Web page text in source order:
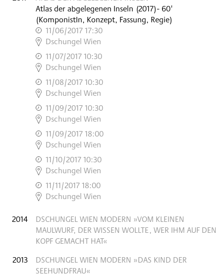
Atlas der abgelegenen Inseln (2017)- 60'
(KomponistIn, Konzept, Fassung, Regie)
11/06/2017 17:30
,
Dschungel Wien
11/07/2017 10:30
,
Dschungel Wien
11/08/2017 10:30
,
Dschungel Wien
11/09/2017 10:30
,
Dschungel Wien
11/09/2017 18:00
,
Dschungel Wien
11/10/2017 10:30
,
Dschungel Wien
11/11/2017 18:00
,
Dschungel Wien
2014
DSCHUNGEL WIEN MODERN »VOM KLEINEN
MAULWURF, DER WISSEN WOLLTE, WER IHM AUF DEN
KOPF GEMACHT HAT«
2013
DSCHUNGEL WIEN MODERN »DAS KIND DER
SEEHUNDFRAU«